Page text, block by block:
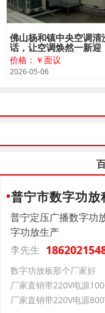
佛山杨和镇中央空调清
话，让空调焕然一新迎
价格：￥面议
2026-05-06
普宁市数字功放
普宁定压广播数字功
字功放生产
李先生
数字功放板那个厂家好
厂家直销带220V电源
厂家直销带220V电源